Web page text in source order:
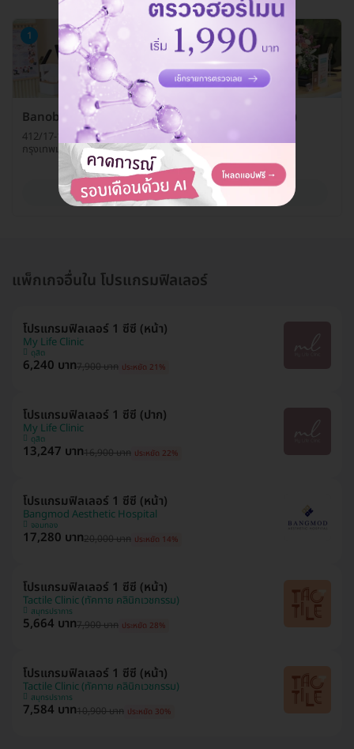
1
Banobagi Clinic Thailand (บาโนบากิ คลินิกเวชกรรม)
412/17-18 ซ. สยามสแควร์ 6 ถ. พระราม 1 แขวงปทุมวัน เขตปทุมวัน
กรุงเทพมหานคร 10330
ดูรายละเอียด
แพ็กเกจอื่นใน โปรแกรมฟิลเลอร์
โปรแกรมฟิลเลอร์ 1 ซีซี (หน้า)
My Life Clinic
ดุสิต
6,240 บาท7,900 บาท ประหยัด 21%
โปรแกรมฟิลเลอร์ 1 ซีซี (ปาก)
My Life Clinic
ดุสิต
13,247 บาท16,900 บาท ประหยัด 22%
โปรแกรมฟิลเลอร์ 1 ซีซี (หน้า)
Bangmod Aesthetic Hospital
จอมทอง
17,280 บาท20,000 บาท ประหยัด 14%
โปรแกรมฟิลเลอร์ 1 ซีซี (หน้า)
Tactile Clinic (ทัคทาย คลินิกเวชกรรม)
สมุทรปราการ
5,664 บาท7,900 บาท ประหยัด 28%
โปรแกรมฟิลเลอร์ 1 ซีซี (หน้า)
Tactile Clinic (ทัคทาย คลินิกเวชกรรม)
สมุทรปราการ
7,584 บาท10,900 บาท ประหยัด 30%